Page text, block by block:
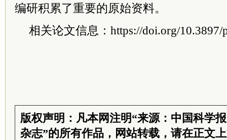
编研积累了重要的原始资料。
相关论文信息： https://doi.org/
版权声明：凡本网注明“来源：中国科学
杂志”的所有作品，网站转载，请在正文